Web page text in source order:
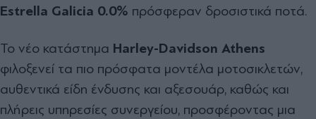
Estrella Galicia 0.0% πρόσφεραν δροσιστικά ποτά.
Το νέο κατάστημα Harley-Davidson Athens
φιλοξενεί τα πιο πρόσφατα μοντέλα μοτοσικλετών,
αυθεντικά είδη ένδυσης και αξεσουάρ, καθώς και
πλήρεις υπηρεσίες συνεργείου, προσφέροντας μια